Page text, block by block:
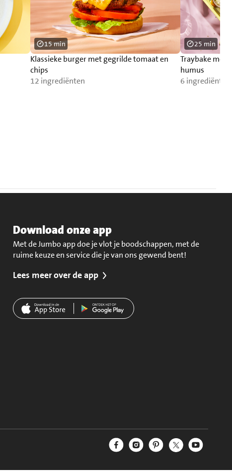
Klassieke burger met gegrilde tomaat en
chips
12 ingrediënten
15 min
Traybake met
humus
6 ingrediënten
25 min
Download onze app
Met de Jumbo app doe je vlot je boodschappen, met de
ruime keuze en service die je van ons gewend bent!
Lees meer over de app
Volg ons
Jumbo Facebook
Jumbo Instagram
Jumbo Pinterest
Jumbo Twitter
Jumbo